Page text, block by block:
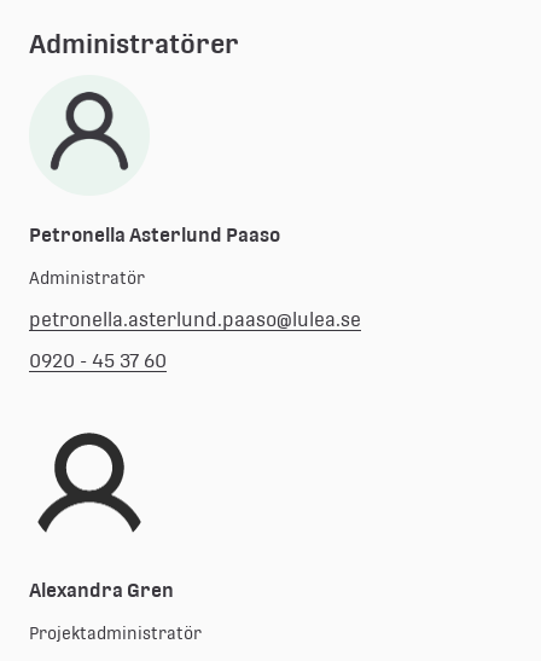
Administratörer
Petronella Asterlund Paaso
Administratör
petronella.asterlund.paaso@lulea.se
0920 - 45 37 60
Alexandra Gren
Projektadministratör